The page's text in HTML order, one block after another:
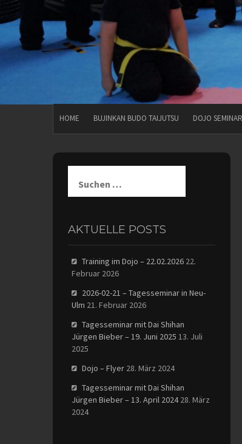
HOME BUJINKAN BUDO TAIJUTSU DOJO
nach:
AKTUELLE POSTS
Training im Dojo – 22.02.2026 22.
Februar 2026
2026-02-21 – Tagesseminar in Neu-
Ulm 21. Februar 2026
Tagesseminar mit Dai Shihan
Jürgen Bieber – 19. Juni 2025 13. Juli
2025
Dojo – Flyer 28. März 2024
Tagesseminar mit Dai Shihan
Jürgen Bieber – 13. April 2024 28. März
2024